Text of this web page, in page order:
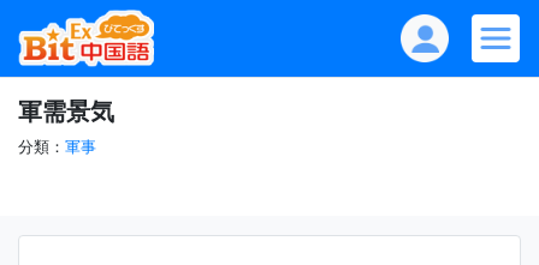
軍需景気
分類： 軍事